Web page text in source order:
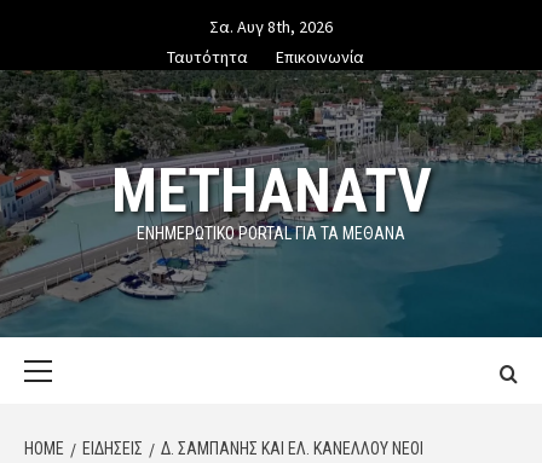
content
Σα. Αυγ 8th, 2026
Ταυτότητα
Επικοινωνία
METHANATV
ΕΝΗΜΕΡΩΤΙΚΌ PORTAL ΓΙΑ ΤΑ ΜΕΘΑΝΑ
HOME ΕΙΔΗΣΕΙΣ
Δ. ΣΑΜΠΆΝΗΣ ΚΑΙ ΕΛ. ΚΑΝΈΛΛΟΥ ΝΈΟΙ